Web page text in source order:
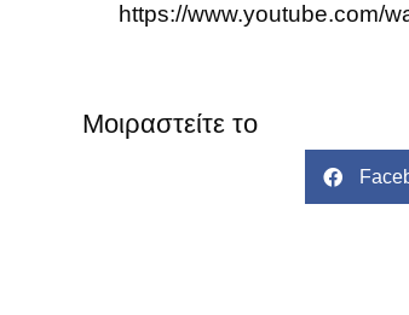
https://www.youtube.com/
Μοιραστείτε το